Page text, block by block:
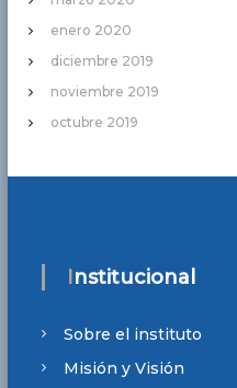
enero 2020
diciembre 2019
noviembre 2019
octubre 2019
Institucional
Sobre el instituto
Misión y Visión